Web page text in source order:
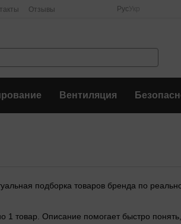
Отзывы Рус
Вентиляция
подборка товаров бренда по
1 товар. Описание помогает быстро